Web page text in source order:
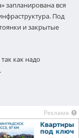
запланирована вся
Под
и закрытые
как надо
Реклама